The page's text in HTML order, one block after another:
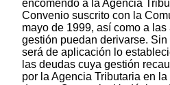
encomendó a la Agencia
Convenio suscrito con la
mayo de 1999, así como a
gestión puedan derivarse.
será de aplicación lo
las deudas cuya gestión
por la Agencia Tributaria en